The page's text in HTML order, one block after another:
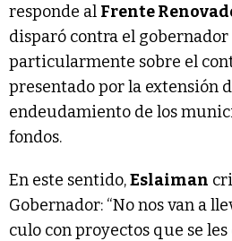
responde al Frente
disparó contra el gobernador
particularmente sobre el
presentado por la extensión
endeudamiento de los
fondos.
En este sentido,Eslaiman
Gobernador: “No nos van a
culo con proyectos que se